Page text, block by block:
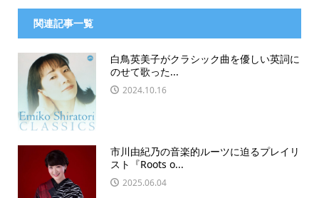
関連記事一覧
白鳥英美子がクラシック曲を優しい英詞に
のせて歌った...
2024.10.16
市川由紀乃の音楽的ルーツに迫るプレイリ
スト『Roots o...
2025.06.04